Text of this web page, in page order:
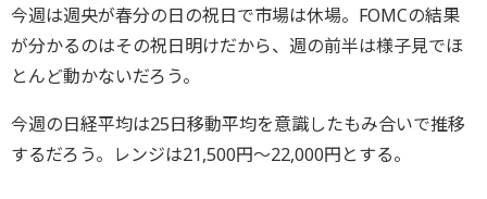
今週は週央が春分の日の祝日で市場は休場。FOMCの結果
が分かるのはその祝日明けだから、週の前半は様子見でほ
とんど動かないだろう。
今週の日経平均は25日移動平均を意識したもみ合いで推移
するだろう。レンジは21,500円～22,000円とする。